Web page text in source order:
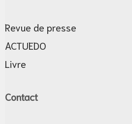
Revue de presse
ACTUEDO
Livre
Contact